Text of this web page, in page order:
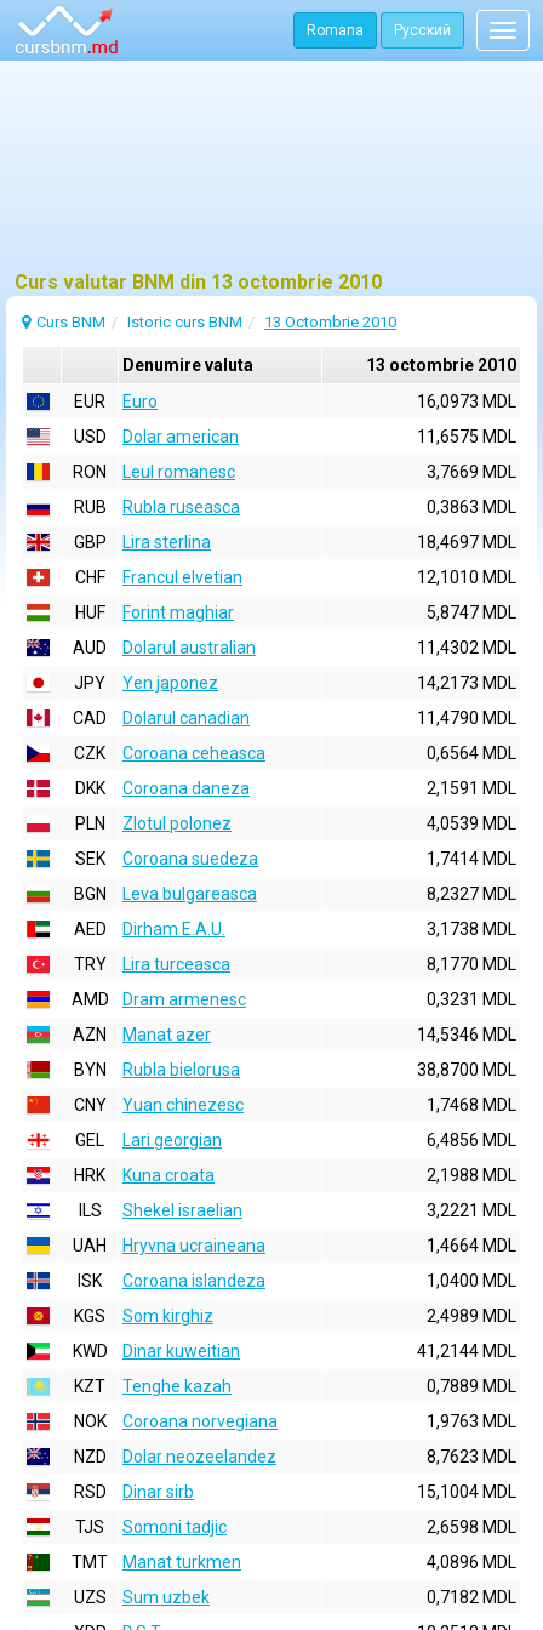
Romana Русский
Curs valutar BNM din 13 octombrie 2010
Curs BNM Istoric curs BNM 13 Octombrie 2010
Denumire valuta
13 octombrie 2010
EUR
Euro
16,0973 MDL
USD
Dolar american
11,6575 MDL
RON
Leul romanesc
3,7669 MDL
RUB
Rubla ruseasca
0,3863 MDL
GBP
Lira sterlina
18,4697 MDL
CHF
Francul elvetian
12,1010 MDL
HUF
Forint maghiar
5,8747 MDL
AUD
Dolarul australian
11,4302 MDL
JPY
Yen japonez
14,2173 MDL
CAD
Dolarul canadian
11,4790 MDL
CZK
Coroana ceheasca
0,6564 MDL
DKK
Coroana daneza
2,1591 MDL
PLN
Zlotul polonez
4,0539 MDL
SEK
Coroana suedeza
1,7414 MDL
BGN
Leva bulgareasca
8,2327 MDL
AED
Dirham E.A.U.
3,1738 MDL
TRY
Lira turceasca
8,1770 MDL
AMD
Dram armenesc
0,3231 MDL
AZN
Manat azer
14,5346 MDL
BYN
Rubla bielorusa
38,8700 MDL
CNY
Yuan chinezesc
1,7468 MDL
GEL
Lari georgian
6,4856 MDL
HRK
Kuna croata
2,1988 MDL
ILS
Shekel israelian
3,2221 MDL
UAH
Hryvna ucraineana
1,4664 MDL
ISK
Coroana islandeza
1,0400 MDL
KGS
Som kirghiz
2,4989 MDL
KWD
Dinar kuweitian
41,2144 MDL
KZT
Tenghe kazah
0,7889 MDL
NOK
Coroana norvegiana
1,9763 MDL
NZD
Dolar neozeelandez
8,7623 MDL
RSD
Dinar sirb
15,1004 MDL
TJS
Somoni tadjic
2,6598 MDL
TMT
Manat turkmen
4,0896 MDL
UZS
Sum uzbek
0,7182 MDL